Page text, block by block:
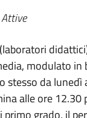
modulato
stesso da
alle ore 12.30
primo grado, il